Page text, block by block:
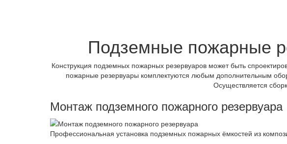
Подземные пожарные
Конструкция подземных пожарных резервуаров может быть
пожарные резервуары комплектуются любым дополнительным
Осуществляется
Монтаж подземного пожарного резервуара
Профессиональная установка подземных пожарных ёмкостей из